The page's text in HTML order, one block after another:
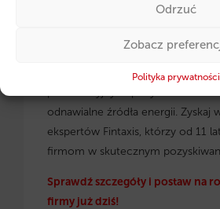
Odrzuć
Zobacz
Polityka prywatności
Pożyczki unijne dla
przedsiębiorców– dowiedz się,
odnawialne źródła energii. Zyskaj
ekspertów Fintaxis, którzy od 11
firmom w skutecznym
Sprawdź szczegóły i postaw na
firmy już dziś!